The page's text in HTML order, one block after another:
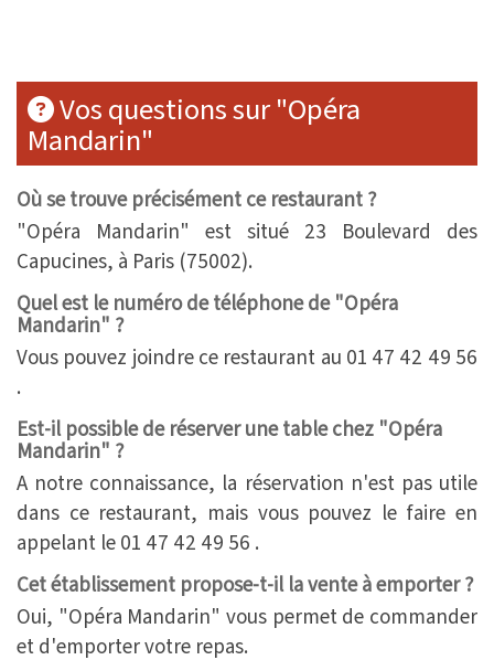
Vos questions sur "Opéra
Mandarin"
Où se trouve précisément ce restaurant ?
"Opéra Mandarin" est situé 23 Boulevard des
Capucines, à Paris (75002).
Quel est le numéro de téléphone de "Opéra
Mandarin" ?
Vous pouvez joindre ce restaurant au 01 47 42 49 56
.
Est-il possible de réserver une table chez "Opéra
Mandarin" ?
A notre connaissance, la réservation n'est pas utile
dans ce restaurant, mais vous pouvez le faire en
appelant le 01 47 42 49 56 .
Cet établissement propose-t-il la vente à emporter ?
Oui, "Opéra Mandarin" vous permet de commander
et d'emporter votre repas.